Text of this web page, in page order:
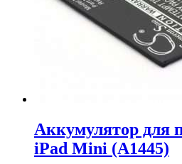
Аккумулятор для
iPad Mini (A1445)